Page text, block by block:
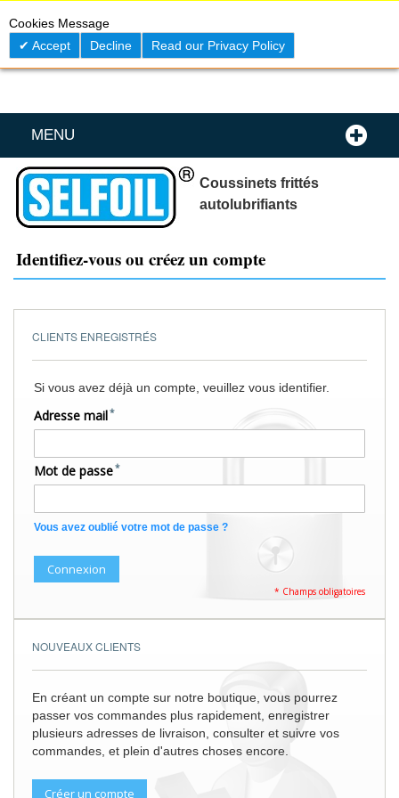
Cookies Message
Accept
Decline Read our Privacy Policy
to
Content
MENU
Coussinets frittés
autolubrifiants
Identifiez-vous ou créez un compte
NOUVEAUX CLIENTS
En créant un compte sur notre boutique, vous pourrez
passer vos commandes plus rapidement, enregistrer
plusieurs adresses de livraison, consulter et suivre vos
commandes, et plein d'autres choses encore.
Créer un compte
CLIENTS ENREGISTRÉS
Si vous avez déjà un compte, veuillez vous identifier.
Adresse mail
Mot de passe
Vous avez oublié votre mot de passe ?
Connexion